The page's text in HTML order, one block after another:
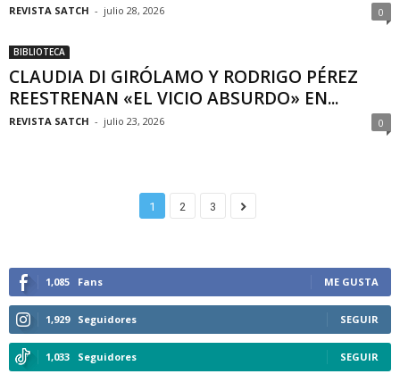
REVISTA SATCH - julio 28, 2026 0
BIBLIOTECA
CLAUDIA DI GIRÓLAMO Y RODRIGO PÉREZ
REESTRENAN «EL VICIO ABSURDO» EN...
REVISTA SATCH - julio 23, 2026 0
1 2 3
1,085 Fans ME GUSTA
1,929 Seguidores SEGUIR
1,033 Seguidores SEGUIR